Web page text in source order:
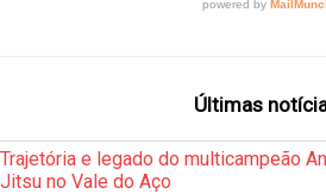
Últimas
Trajetória e legado do multicampeão
Jitsu no Vale do Aço